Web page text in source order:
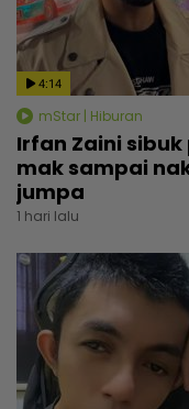
4:14
mStar | Hiburan
Irfan Zaini
mak sampai
jumpa
1 hari lalu